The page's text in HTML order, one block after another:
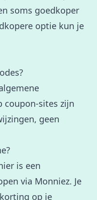
soms goedkoper
optie kun je
coupon-sites zijn
geen
is een
via Monniez. Je
op je